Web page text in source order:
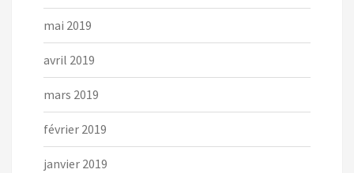
mai 2019
avril 2019
mars 2019
février 2019
janvier 2019